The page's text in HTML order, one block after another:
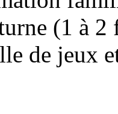
(1 à 2
de jeux